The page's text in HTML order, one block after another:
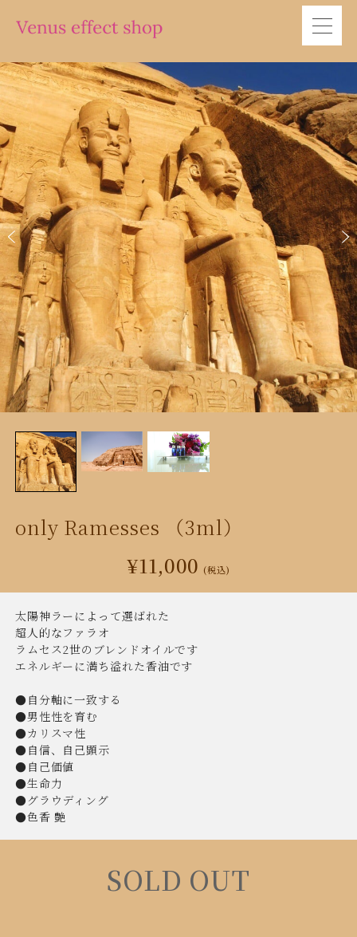
only Ramesses （3ml）
¥11,000 (税込)
太陽神ラーによって選ばれた
超人的なファラオ
ラムセス2世のブレンドオイルです
エネルギーに満ち溢れた香油です
●自分軸に一致する
●男性性を育む
●カリスマ性
●自信、自己顕示
●自己価値
●生命力
●グラウディング
●色香 艶
SOLD OUT